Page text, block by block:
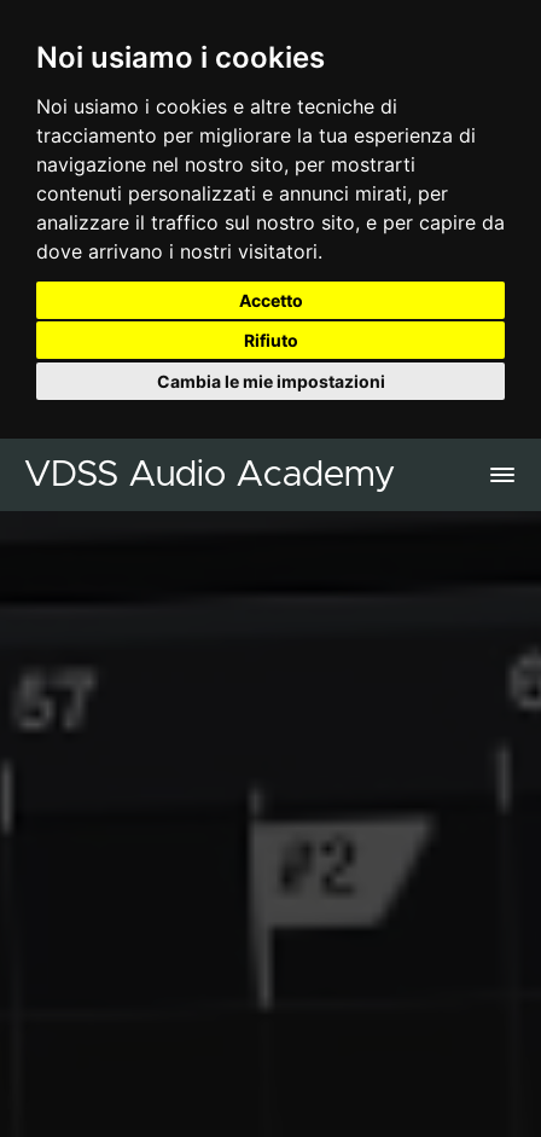
Noi usiamo i cookies
Noi usiamo i cookies e altre tecniche di
tracciamento per migliorare la tua esperienza di
navigazione nel nostro sito, per mostrarti
contenuti personalizzati e annunci mirati, per
analizzare il traffico sul nostro sito, e per capire da
dove arrivano i nostri visitatori.
Accetto
Rifiuto
Cambia le mie impostazioni
VDSS Audio Academy